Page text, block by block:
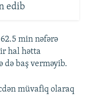
edib
min nəfərə
hal hətta
də baş verməyib.
müvafiq olaraq